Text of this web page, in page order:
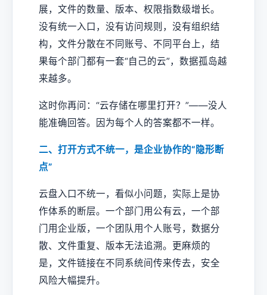
展，文件的数量、版本、权限指数级增长。
没有统一入口，没有访问规则，没有组织结
构，文件分散在不同账号、不同平台上，结
果每个部门都有一套“自己的云”，数据孤岛越
来越多。
这时你再问：“云存储在哪里打开？”——没人
能准确回答。因为每个人的答案都不一样。
二、打开方式不统一，是企业协作的“隐形断
点”
云盘入口不统一，看似小问题，实际上是协
作体系的断层。一个部门用公有云，一个部
门用企业版，一个团队用个人账号，数据分
散、文件重复、版本无法追溯。更麻烦的
是，文件链接在不同系统间传来传去，安全
风险大幅提升。